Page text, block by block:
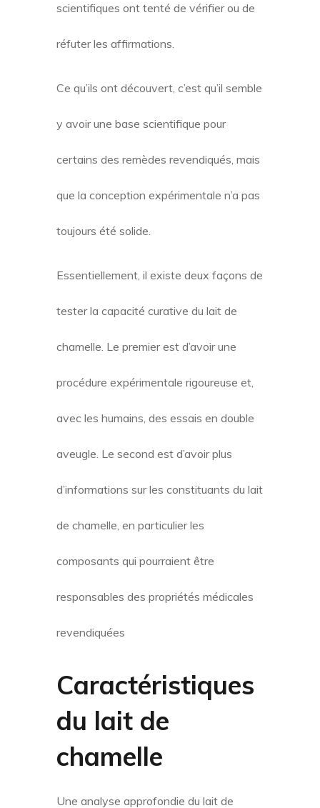
scientifiques ont tenté de vérifier ou de
réfuter les affirmations.
Ce qu’ils ont découvert, c’est qu’il semble
y avoir une base scientifique pour
certains des remèdes revendiqués, mais
que la conception expérimentale n’a pas
toujours été solide.
Essentiellement, il existe deux façons de
tester la capacité curative du lait de
chamelle. Le premier est d’avoir une
procédure expérimentale rigoureuse et,
avec les humains, des essais en double
aveugle. Le second est d’avoir plus
d’informations sur les constituants du lait
de chamelle, en particulier les
composants qui pourraient être
responsables des propriétés médicales
revendiquées
Caractéristiques
du lait de
chamelle
Une analyse approfondie du lait de